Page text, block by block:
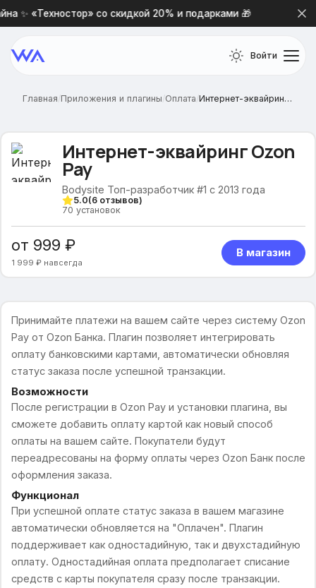
✨ «Техностор» со скидкой 20% и подарками 🎁
Войти
Главная/Приложения и плагины/Оплата/ Интернет-эквайринг Ozon Pay
Интернет-эквайринг Ozon
Pay
Bodysite Топ-разработчик #1 с 2013 года
5.0(6отзывов)
70 установок
от 999 ₽
1 999 ₽ навсегда
В магазин
Принимайте платежи на вашем сайте через систему Ozon
Pay от Ozon Банка. Плагин позволяет интегрировать
оплату банковскими картами, автоматически обновляя
статус заказа после успешной транзакции.
Возможности
После регистрации в Ozon Pay и установки плагина, вы
сможете добавить оплату картой как новый способ
оплаты на вашем сайте. Покупатели будут
переадресованы на форму оплаты через Ozon Банк после
оформления заказа.
Функционал
При успешной оплате статус заказа в вашем магазине
автоматически обновляется на "Оплачен". Плагин
поддерживает как одностадийную, так и двухстадийную
оплату. Одностадийная оплата предполагает списание
средств с карты покупателя сразу после транзакции.